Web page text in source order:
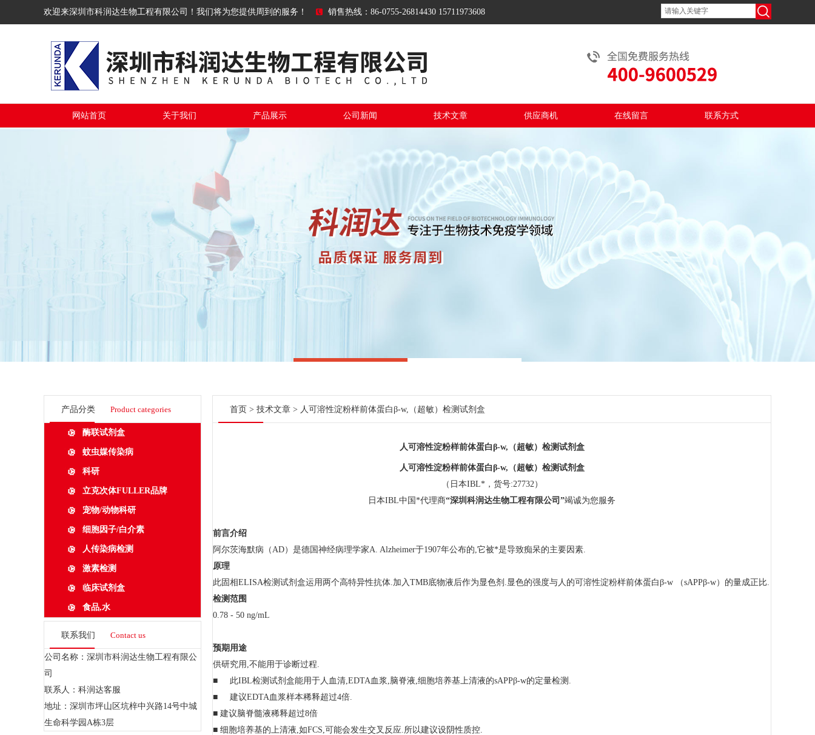
欢迎来深圳市科润达生物工程有限公司！我们将为您提供周到的服务！ 销售热线：86-0755-26814430 15711973608
网站首页 关于我们 产品展示 公司新闻 技术文章 供应商机 在线留言 联系方式
产品分类 Product categories
酶联试剂盒
蚊虫媒传染病
科研
立克次体FULLER品牌
宠物/动物科研
细胞因子/白介素
人传染病检测
激素检测
临床试剂盒
食品,水
联系我们 Contact us
公司名称：深圳市科润达生物工程有限公
司
联系人：科润达客服
地址：深圳市坪山区坑梓中兴路14号中城
生命科学园A栋3层
首页 > 技术文章 > 人可溶性淀粉样前体蛋白β-w,（超敏）检测试剂盒
人可溶性淀粉样前体蛋白β-w,（超敏）检测试剂盒
人可溶性淀粉样前体蛋白β-w,（超敏） 检测试剂盒
（日本IBL*，货号:27732）
日本IBL中国*代理商“深圳科润达生物工程有限公司”竭诚为您服务
前言介绍
阿尔茨海默病（AD）是德国神经病理学家A. Alzheimer于1907年公布的,它被*是导致痴呆的主要因素.
原理
此固相ELISA检测试剂盒运用两个高特异性抗体.加入TMB底物液后作为显色剂.显色的强度与人的可溶性淀粉样前体蛋白β-w （sAPPβ-w）的量成正比.
检测范围
0.78 - 50 ng/mL
预期用途
供研究用,不能用于诊断过程.
■ 此IBL检测试剂盒能用于人血清,EDTA血浆,脑脊液,细胞培养基上清液的sAPPβ-w的定量检测.
■ 建议EDTA血浆样本稀释超过4倍.
■ 建议脑脊髓液稀释超过8倍
■ 细胞培养基的上清液,如FCS,可能会发生交叉反应.所以建议设阴性质控.